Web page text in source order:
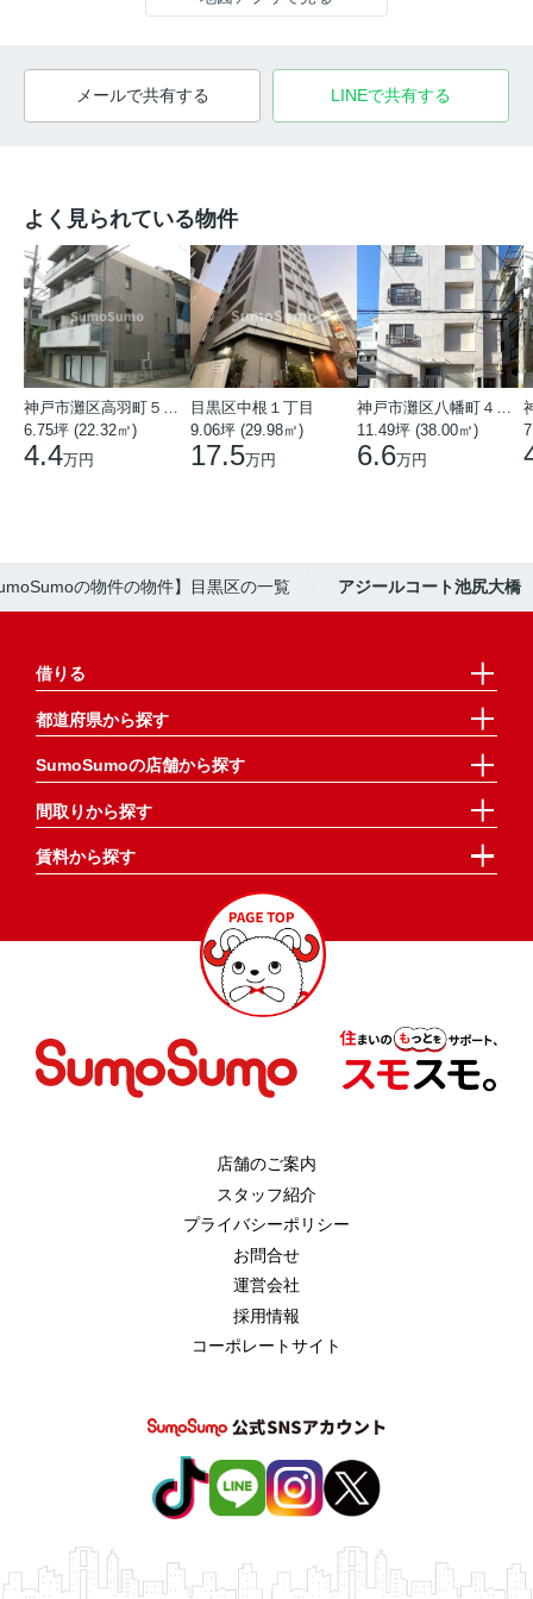
メールで共有する LINEで共有する
よく見られている物件
6.75坪 (22.32㎡)
4.4万円
目黒区中根１丁目
9.06坪 (29.98㎡)
17.5万円
11.49坪 (38.00㎡)
6.6万円
の物件の物件】目黒区の一覧 アジールコート池尻大橋
借りる
都道府県から探す
SumoSumoの店舗から探す
間取りから探す
賃料から探す
店舗のご案内
スタッフ紹介
プライバシーポリシー
お問合せ
運営会社
採用情報
コーポレートサイト